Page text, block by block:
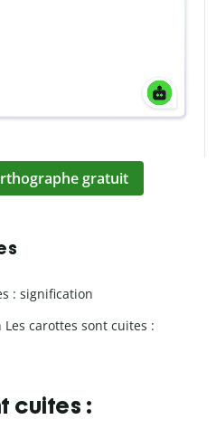
gratuit
: signification
Les carottes sont cuites :
cuites :